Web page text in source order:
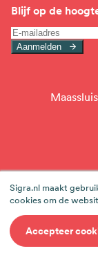
Blijf op de
Aanmelden
Voet
Werken bij
Sigra.nl maakt
cookies om de
Accepteer